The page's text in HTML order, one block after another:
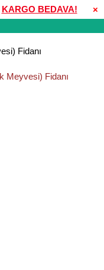
×
KARGO BEDAVA!